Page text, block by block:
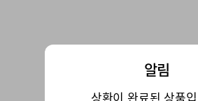
알림
상환이 완료된 상품